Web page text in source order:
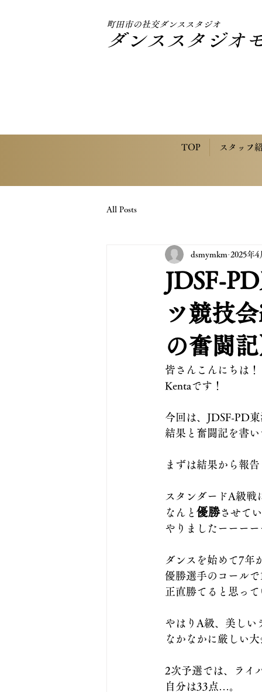
町田市の社交ダンススタジオ
ダンススタジオ
TOP スタッフ
All Posts
JDSF-
ツ競技
の奮闘記
dsmymkm 2025年4
皆さんこんにちは！
Kentaです！
今回は、JDSF-PD
結果と奮闘記を書い
まずは結果から報告
スタンダードA級戦
なんと 優勝させて
やりましたーーーー
ダンスを始めて7年
優勝選手のコール
正直勝てると思って
やはりA級、美しい
なかなかに厳しい大
2次予選では、ライ
自分は33点…。